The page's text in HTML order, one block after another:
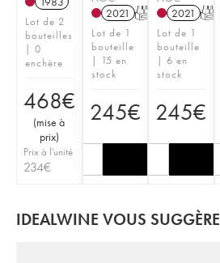
Lot de 2
bouteilles
| 0
enchère
468€
(mise à
prix)
Prix à l'unité
234€
2021 T
Lot de 1
bouteille
| 15 en
stock
245€
2021 T
Lot de 1
bouteille
| 6 en
stock
245€
IDEALWINE VOUS SUGGÈRE